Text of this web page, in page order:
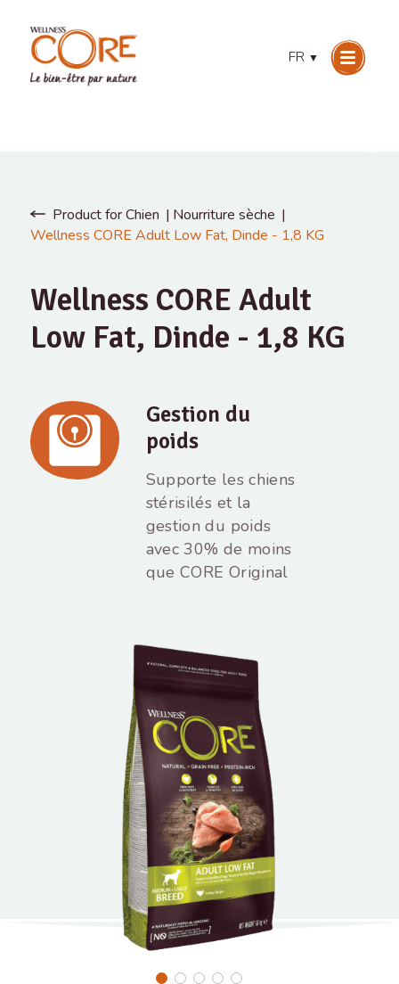
FR ▼
Product for Chien
Nourriture sèche
Wellness CORE Adult Low Fat, Dinde - 1,8 KG
Wellness CORE Adult
Low Fat, Dinde - 1,8 KG
Gestion du
poids
Supporte les chiens
stérisilés et la
gestion du poids
avec 30% de moins
que CORE Original